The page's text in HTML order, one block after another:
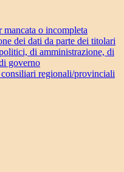
mancata o incompleta
dei dati da parte dei titolari
di amministrazione, di
governo
regionali/provinciali